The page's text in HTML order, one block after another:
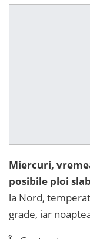
Miercuri,
posibile ploi
la Nord,
grade, iar